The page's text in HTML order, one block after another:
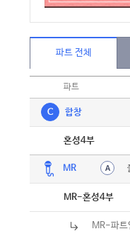
파트 전체
파트
C 합창
혼성4부
MR A
MR-혼성4부
MR-파트